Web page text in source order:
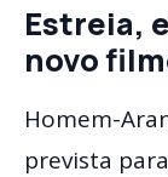
Estreia,
novo
Homem-
prevista